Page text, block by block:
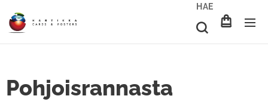
HAE
Pohjoisrannasta